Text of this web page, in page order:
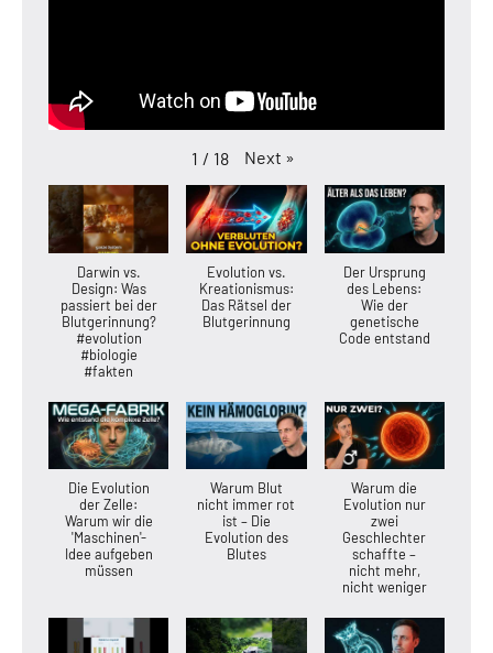
1 / 18 Next »
Darwin vs.
Design: Was
passiert bei der
Blutgerinnung?
#evolution
#biologie
#fakten
Evolution vs.
Kreationismus:
Das Rätsel der
Blutgerinnung
Der Ursprung
des Lebens:
Wie der
genetische
Code entstand
Die Evolution
der Zelle:
Warum wir die
'Maschinen'-
Idee aufgeben
müssen
Warum Blut
nicht immer rot
ist – Die
Evolution des
Blutes
Warum die
Evolution nur
zwei
Geschlechter
schaffte –
nicht mehr,
nicht weniger